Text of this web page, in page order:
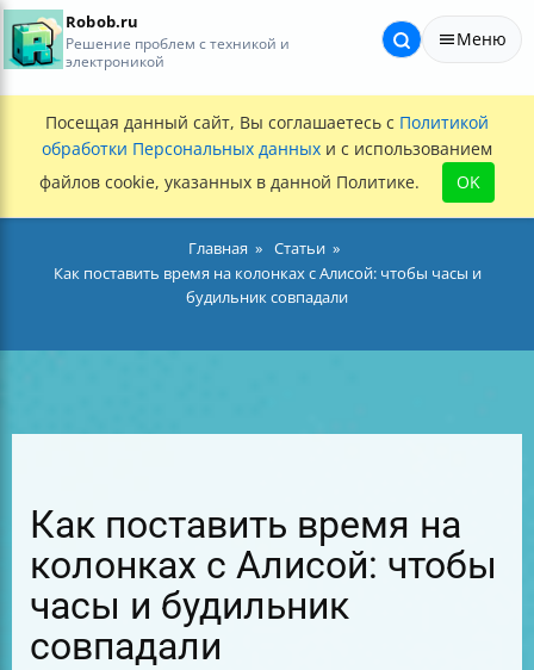
Robob.ru
Решение проблем с техникой и
электроникой
Меню
Посещая данный сайт, Вы соглашаетесь с Политикой
обработки Персональных данных и с использованием
файлов cookie, указанных в данной Политике.
OK
Главная
Статьи
Как поставить время на колонках с Алисой: чтобы часы и
будильник совпадали
Как поставить время на
колонках с Алисой: чтобы
часы и будильник
совпадали